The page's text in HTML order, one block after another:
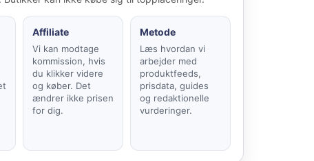
Affiliate
Vi kan modtage
kommission, hvis
du klikker videre
og køber. Det
ændrer ikke prisen
for dig.
Metode
Læs hvordan vi
arbejder med
produktfeeds,
prisdata, guides
og redaktionelle
vurderinger.